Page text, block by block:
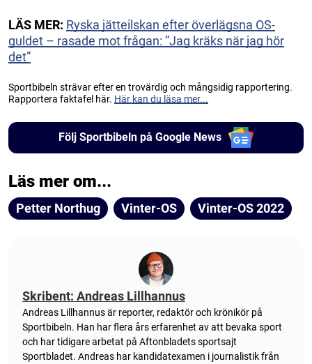
LÄS MER: Ryska jätteilskan efter överlägsna OS-
guldet – rasade mot frågan: ”Jag kräks när jag hör
det”
Sportbibeln strävar efter en trovärdig och mångsidig rapportering.
Rapportera faktafel här. Här kan du läsa mer...
Följ Sportbibeln på Google News
Läs mer om...
Petter Northug Vinter-OS Vinter-OS 2022
Skribent: Andreas Lillhannus
Andreas Lillhannus är reporter, redaktör och krönikör på
Sportbibeln. Han har flera års erfarenhet av att bevaka sport
och har tidigare arbetat på Aftonbladets sportsajt
Sportbladet. Andreas har kandidatexamen i journalistik från